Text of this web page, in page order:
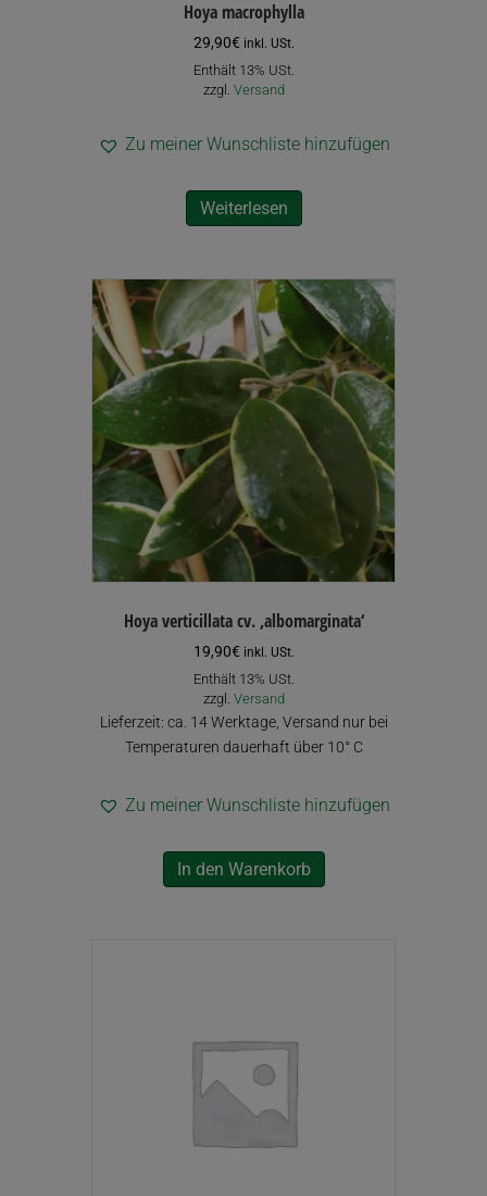
Hoya macrophylla
29,90€ inkl. USt.
Enthält 13% USt.
zzgl. Versand
Zu meiner Wunschliste hinzufügen
Weiterlesen
Hoya verticillata cv. ‚albomarginata‘
19,90€ inkl. USt.
Enthält 13% USt.
zzgl. Versand
Lieferzeit: ca. 14 Werktage, Versand nur bei
Temperaturen dauerhaft über 10° C
Zu meiner Wunschliste hinzufügen
In den Warenkorb